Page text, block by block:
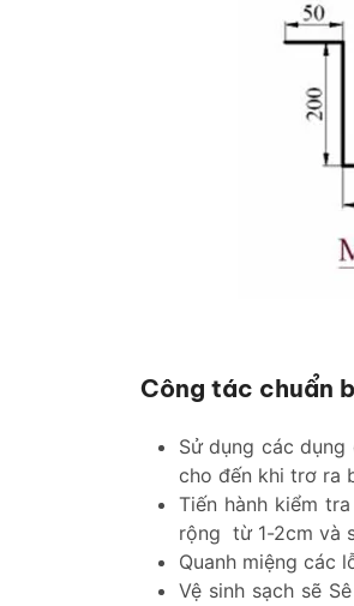
Công tác chuẩn
Sử dụng các
cho đến khi trơ ra
Tiến hành kiểm
rộng từ 1-2cm và
Quanh miệng các
Vệ sinh sạch sẽ